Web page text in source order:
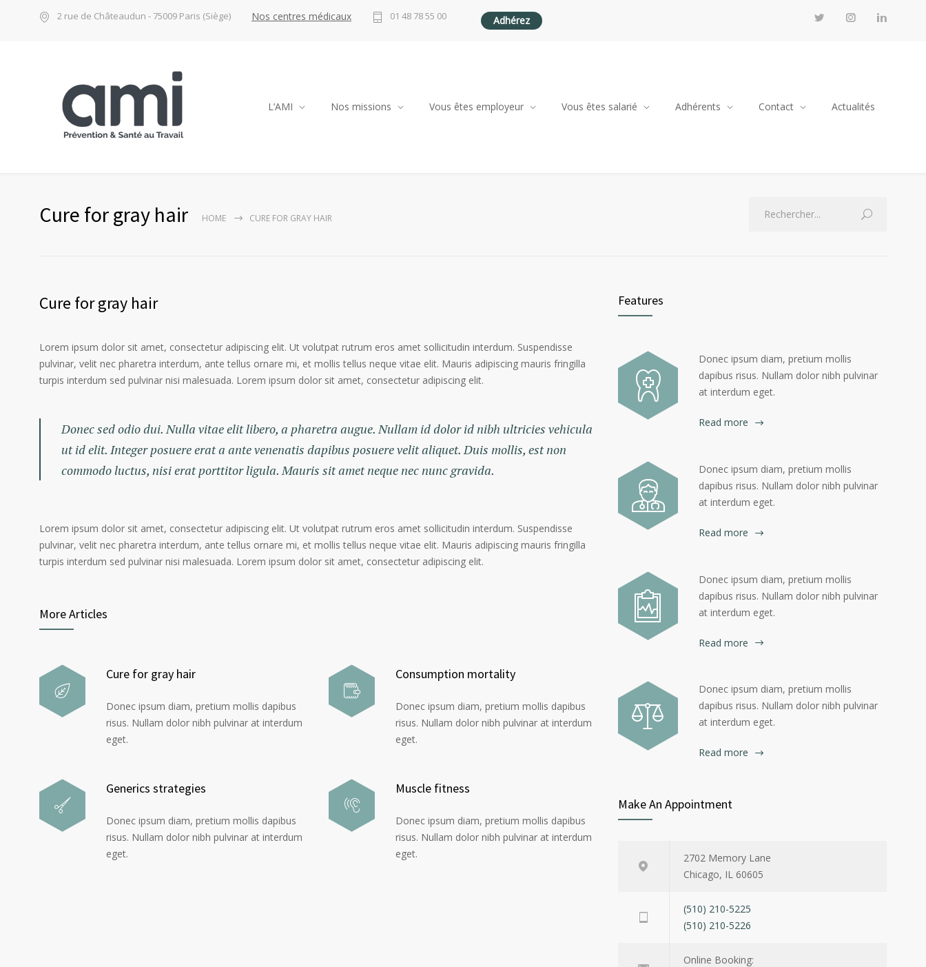
2 rue de Châteaudun - 75009 Paris (Siège) Nos centres médicaux 01 48 78 55 00 Adhérez
L’AMI Nos missions Vous êtes employeur Vous êtes salarié Adhérents Contact Actualités
Cure for gray hair HOME CURE FOR GRAY HAIR
Cure for gray hair
Lorem ipsum dolor sit amet, consectetur adipiscing elit. Ut volutpat rutrum eros amet sollicitudin interdum. Suspendisse
pulvinar, velit nec pharetra interdum, ante tellus ornare mi, et mollis tellus neque vitae elit. Mauris adipiscing mauris fringilla
turpis interdum sed pulvinar nisi malesuada. Lorem ipsum dolor sit amet, consectetur adipiscing elit.
Donec sed odio dui. Nulla vitae elit libero, a pharetra augue. Nullam id dolor id nibh ultricies vehicula
ut id elit. Integer posuere erat a ante venenatis dapibus posuere velit aliquet. Duis mollis, est non
commodo luctus, nisi erat porttitor ligula. Mauris sit amet neque nec nunc gravida.
Lorem ipsum dolor sit amet, consectetur adipiscing elit. Ut volutpat rutrum eros amet sollicitudin interdum. Suspendisse
pulvinar, velit nec pharetra interdum, ante tellus ornare mi, et mollis tellus neque vitae elit. Mauris adipiscing mauris fringilla
turpis interdum sed pulvinar nisi malesuada. Lorem ipsum dolor sit amet, consectetur adipiscing elit.
More Articles
Cure for gray hair
Donec ipsum diam, pretium mollis dapibus
risus. Nullam dolor nibh pulvinar at interdum
eget.
Generics strategies
Donec ipsum diam, pretium mollis dapibus
risus. Nullam dolor nibh pulvinar at interdum
eget.
Consumption mortality
Donec ipsum diam, pretium mollis dapibus
risus. Nullam dolor nibh pulvinar at interdum
eget.
Muscle fitness
Donec ipsum diam, pretium mollis dapibus
risus. Nullam dolor nibh pulvinar at interdum
eget.
Features
Donec ipsum diam, pretium mollis
dapibus risus. Nullam dolor nibh pulvinar
at interdum eget.
Read more
Donec ipsum diam, pretium mollis
dapibus risus. Nullam dolor nibh pulvinar
at interdum eget.
Read more
Donec ipsum diam, pretium mollis
dapibus risus. Nullam dolor nibh pulvinar
at interdum eget.
Read more
Donec ipsum diam, pretium mollis
dapibus risus. Nullam dolor nibh pulvinar
at interdum eget.
Read more
Make An Appointment
2702 Memory Lane
Chicago, IL 60605
(510) 210-5225
(510) 210-5226
Online Booking: